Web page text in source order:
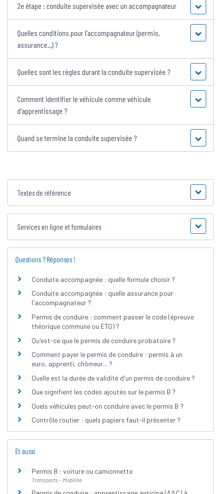
2e étape : conduite supervisée avec un accompagnateur
Quelles conditions pour l'accompagnateur (permis,
assurance...) ?
Quelles sont les règles durant la conduite supervisée ?
Comment identifier le véhicule comme véhicule
d'apprentissage ?
Quand se termine la conduite supervisée ?
Textes de référence
Services en ligne et formulaires
Questions ? Réponses !
Conduite accompagnée : quelle formule choisir ?
Conduite accompagnée : quelle assurance pour
l'accompagnateur ?
Permis de conduire : comment passer le code (épreuve
théorique commune ou ETG) ?
Qu'est-ce que le permis de conduire probatoire ?
Comment payer le permis de conduire : permis à un
euro, apprenti, chômeur... ?
Quelle est la durée de validité d'un permis de conduire ?
Que signifient les codes ajoutés sur le permis B ?
Quels véhicules peut-on conduire avec le permis B ?
Contrôle routier : quels papiers faut-il présenter ?
Et aussi
Permis B : voiture ou camionnette
Transports - Mobilité